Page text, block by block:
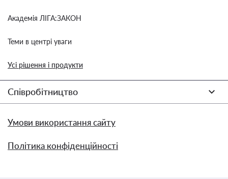
Академія ЛІГА:ЗАКОН
Теми в центрі уваги
Усі рішення і продукти
Співробітництво
Умови використання сайту
Політика конфіденційності